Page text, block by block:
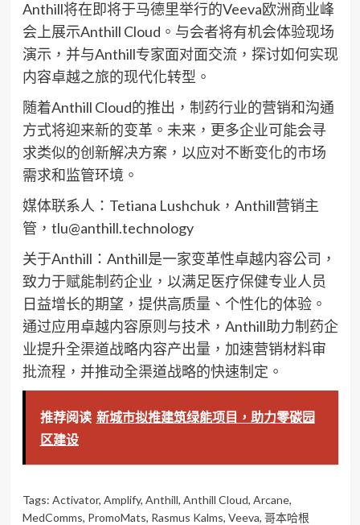
Anthill将在即将于马德里举行的Veeva欧洲商业峰
会上展示Anthill Cloud。与会者将有机会体验现场
演示，并与Anthill专家面对面交流，探讨如何实现
内容卓越之旅的现代化转型。
随着Anthill Cloud的推出，制药行业的营销和沟通
方式将迎来新的变革。未来，更多企业可能会寻
求类似的创新解决方案，以应对不断变化的市场
需求和监管环境。
媒体联系人：Tetiana Lushchuk，Anthill营销主
管， tlu@anthill.technology
关于Anthill：Anthill是一家变革性卓越内容公司，
致力于赋能制药企业，以满足医疗保健专业人员
日益增长的期望，提供高质量、个性化的体验。
通过应用卓越内容原则与技术，Anthill助力制药企
业提升全渠道战略内容产出量，加速营销材料审
批流程，并推动全渠道战略的快速制定。
推荐阅读 新城市拟推建筑绿能项目，助力零碳园
区建设
Tags: Activator, Amplify, Anthill, Anthill Cloud, Arcane,
MedComms, PromoMats, Rasmus Kalms, Veeva, 哥本哈根